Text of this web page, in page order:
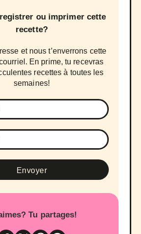
ou imprimer cette
recette?
et nous t’enverrons cette
En prime, tu recevras
recettes à toutes les
semaines!
Tu partages!